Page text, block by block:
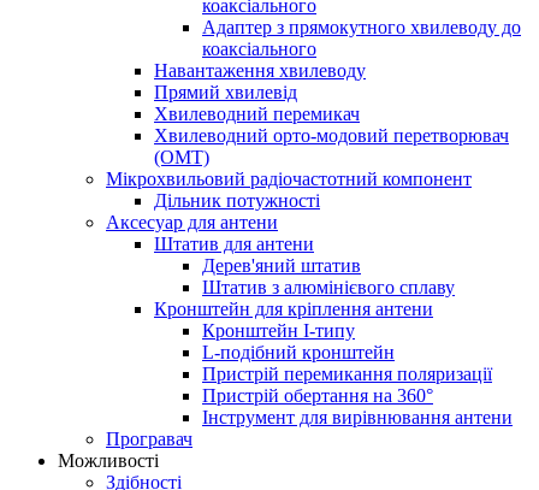
коаксіального
Адаптер з прямокутного хвилеводу до
коаксіального
Навантаження хвилеводу
Прямий хвилевід
Хвилеводний перемикач
Хвилеводний орто-модовий перетворювач
(OMT)
Мікрохвильовий радіочастотний компонент
Дільник потужності
Аксесуар для антени
Штатив для антени
Дерев'яний штатив
Штатив з алюмінієвого сплаву
Кронштейн для кріплення антени
Кронштейн I-типу
L-подібний кронштейн
Пристрій перемикання поляризації
Пристрій обертання на 360°
Інструмент для вирівнювання антени
Програвач
Можливості
Здібності